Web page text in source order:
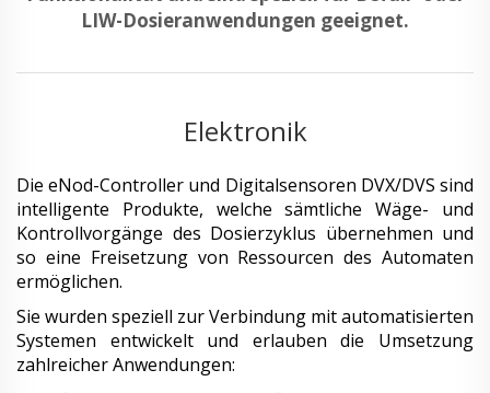
LIW-Dosieranwendungen geeignet.
Elektronik
Die eNod-Controller und Digitalsensoren DVX/DVS sind
intelligente Produkte, welche sämtliche Wäge- und
Kontrollvorgänge des Dosierzyklus übernehmen und
so eine Freisetzung von Ressourcen des Automaten
ermöglichen.
Sie wurden speziell zur Verbindung mit automatisierten
Systemen entwickelt und erlauben die Umsetzung
zahlreicher Anwendungen: